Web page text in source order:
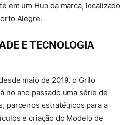
em um Hub da marca, localizado
Alegre.
E TECNOLOGIA
maio de 2019, o Grilo
no ano passado uma série de
parceiros estratégicos para a
e criação do Modelo de